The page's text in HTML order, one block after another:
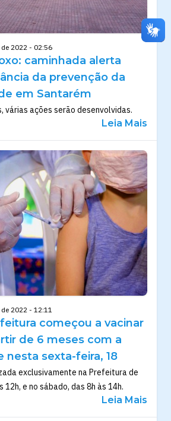
2022 - 02:56
caminhada alerta
da prevenção da
em Santarém
várias ações serão desenvolvidas.
Leia Mais
2022 - 12:11
começou a vacinar
de 6 meses com a
nesta sexta-feira, 18
exclusivamente na Prefeitura de
12h, e no sábado, das 8h às 14h.
Leia Mais